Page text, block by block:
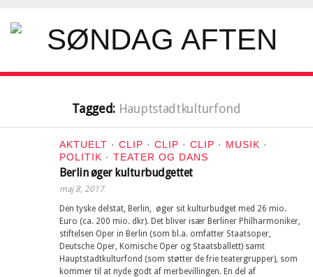
Tagged: Hauptstadtkulturfond
AKTUELT · CLIP · CLIP · CLIP · MUSIK ·
POLITIK · TEATER OG DANS
Berlin øger kulturbudgettet
maj 8, 2017
Den tyske delstat, Berlin, øger sit kulturbudget med 26 mio.
Euro (ca. 200 mio. dkr). Det bliver især Berliner Philharmoniker,
stiftelsen Oper in Berlin (som bl.a. omfatter Staatsoper,
Deutsche Oper, Komische Oper og Staatsballett) samt
Hauptstadtkulturfond (som støtter de frie teatergrupper), som
kommer til at nyde godt af merbevillingen. En del af